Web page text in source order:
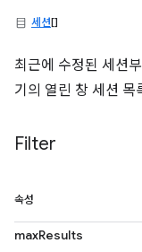
세션[]
최근에 수정된 세션
기의 열린 창 세션 목
Filter
속성
maxResults